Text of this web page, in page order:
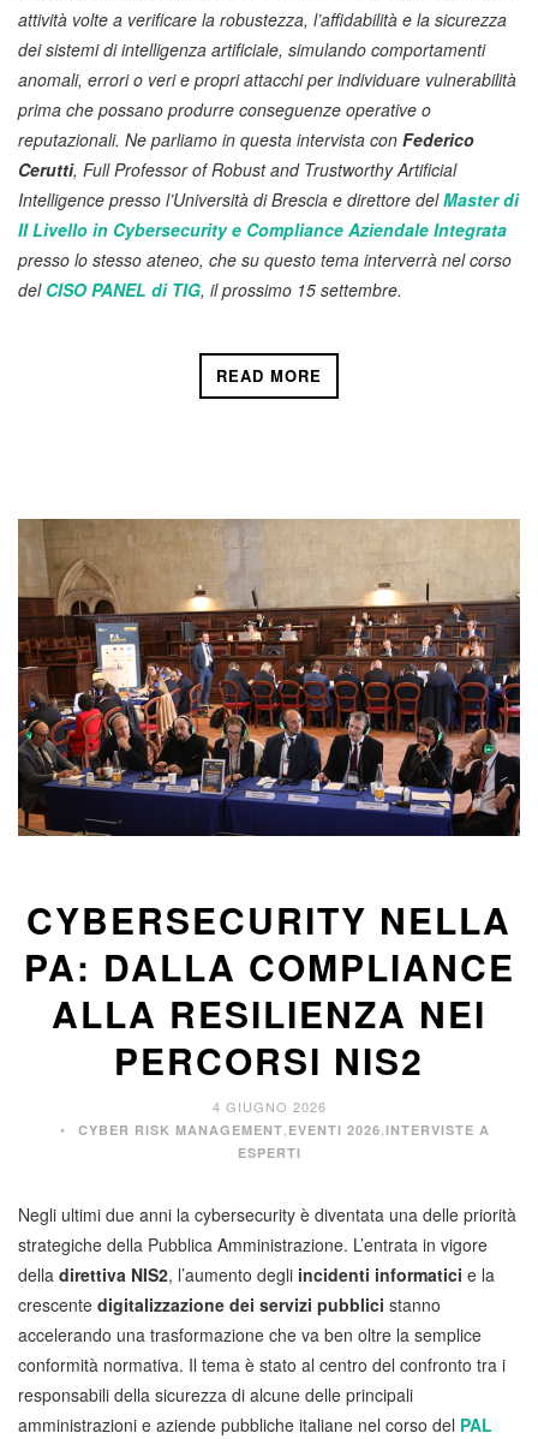
attività volte a verificare la robustezza, l’affidabilità e la sicurezza
dei sistemi di intelligenza artificiale, simulando comportamenti
anomali, errori o veri e propri attacchi per individuare vulnerabilità
prima che possano produrre conseguenze operative o
reputazionali. Ne parliamo in questa intervista con Federico
Cerutti, Full Professor of Robust and Trustworthy Artificial
Intelligence presso l’Università di Brescia e direttore delMaster di
II Livello in Cybersecurity e Compliance Aziendale Integrata
presso lo stesso ateneo, che su questo tema interverrà nel corso
del CISO PANEL di TIG, il prossimo 15 settembre.
READ MORE
CYBERSECURITY NELLA
PA: DALLA COMPLIANCE
ALLA RESILIENZA NEI
PERCORSI NIS2
4 GIUGNO 2026
CYBER RISK MANAGEMENT EVENTI 2026 INTERVISTE A
ESPERTI
Negli ultimi due anni la cybersecurity è diventata una delle priorità
strategiche della Pubblica Amministrazione. L’entrata in vigore
della direttiva NIS2, l’aumento degli incidenti informatici e la
crescente digitalizzazione dei servizi pubblici stanno
accelerando una trasformazione che va ben oltre la semplice
conformità normativa. Il tema è stato al centro del confronto tra i
responsabili della sicurezza di alcune delle principali
amministrazioni e aziende pubbliche italiane nel corso del PAL